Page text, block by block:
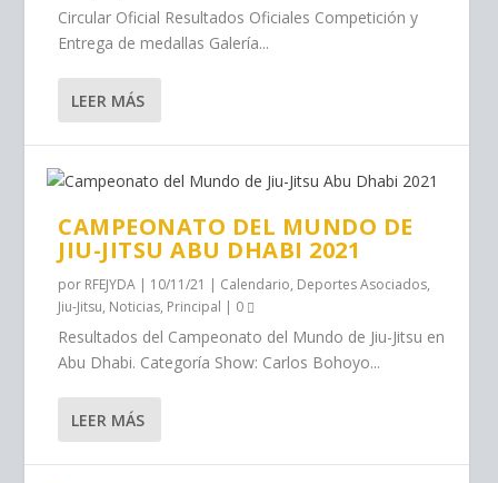
Circular Oficial Resultados Oficiales Competición y
Entrega de medallas Galería...
LEER MÁS
CAMPEONATO DEL MUNDO DE
JIU-JITSU ABU DHABI 2021
por RFEJYDA | 10/11/21 | Calendario, Deportes Asociados,
Jiu-Jitsu, Noticias, Principal | 0
Resultados del Campeonato del Mundo de Jiu-Jitsu en
Abu Dhabi. Categoría Show: Carlos Bohoyo...
LEER MÁS